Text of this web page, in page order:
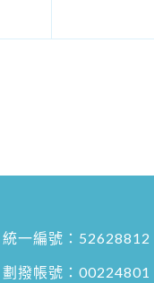
統一編號：52628812
劃撥帳號：00224801